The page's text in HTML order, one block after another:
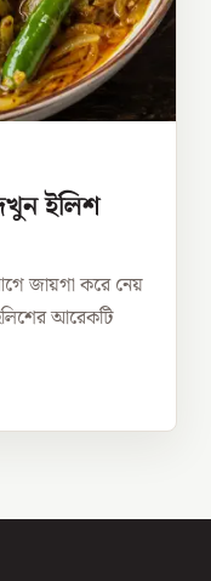
ইলিশ
জায়গা করে নেয়
আরেকটি